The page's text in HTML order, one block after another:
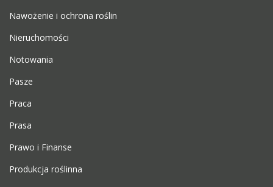
Nawożenie i ochrona roślin
Nieruchomości
Notowania
Pasze
Praca
Prasa
Prawo i Finanse
Produkcja roślinna